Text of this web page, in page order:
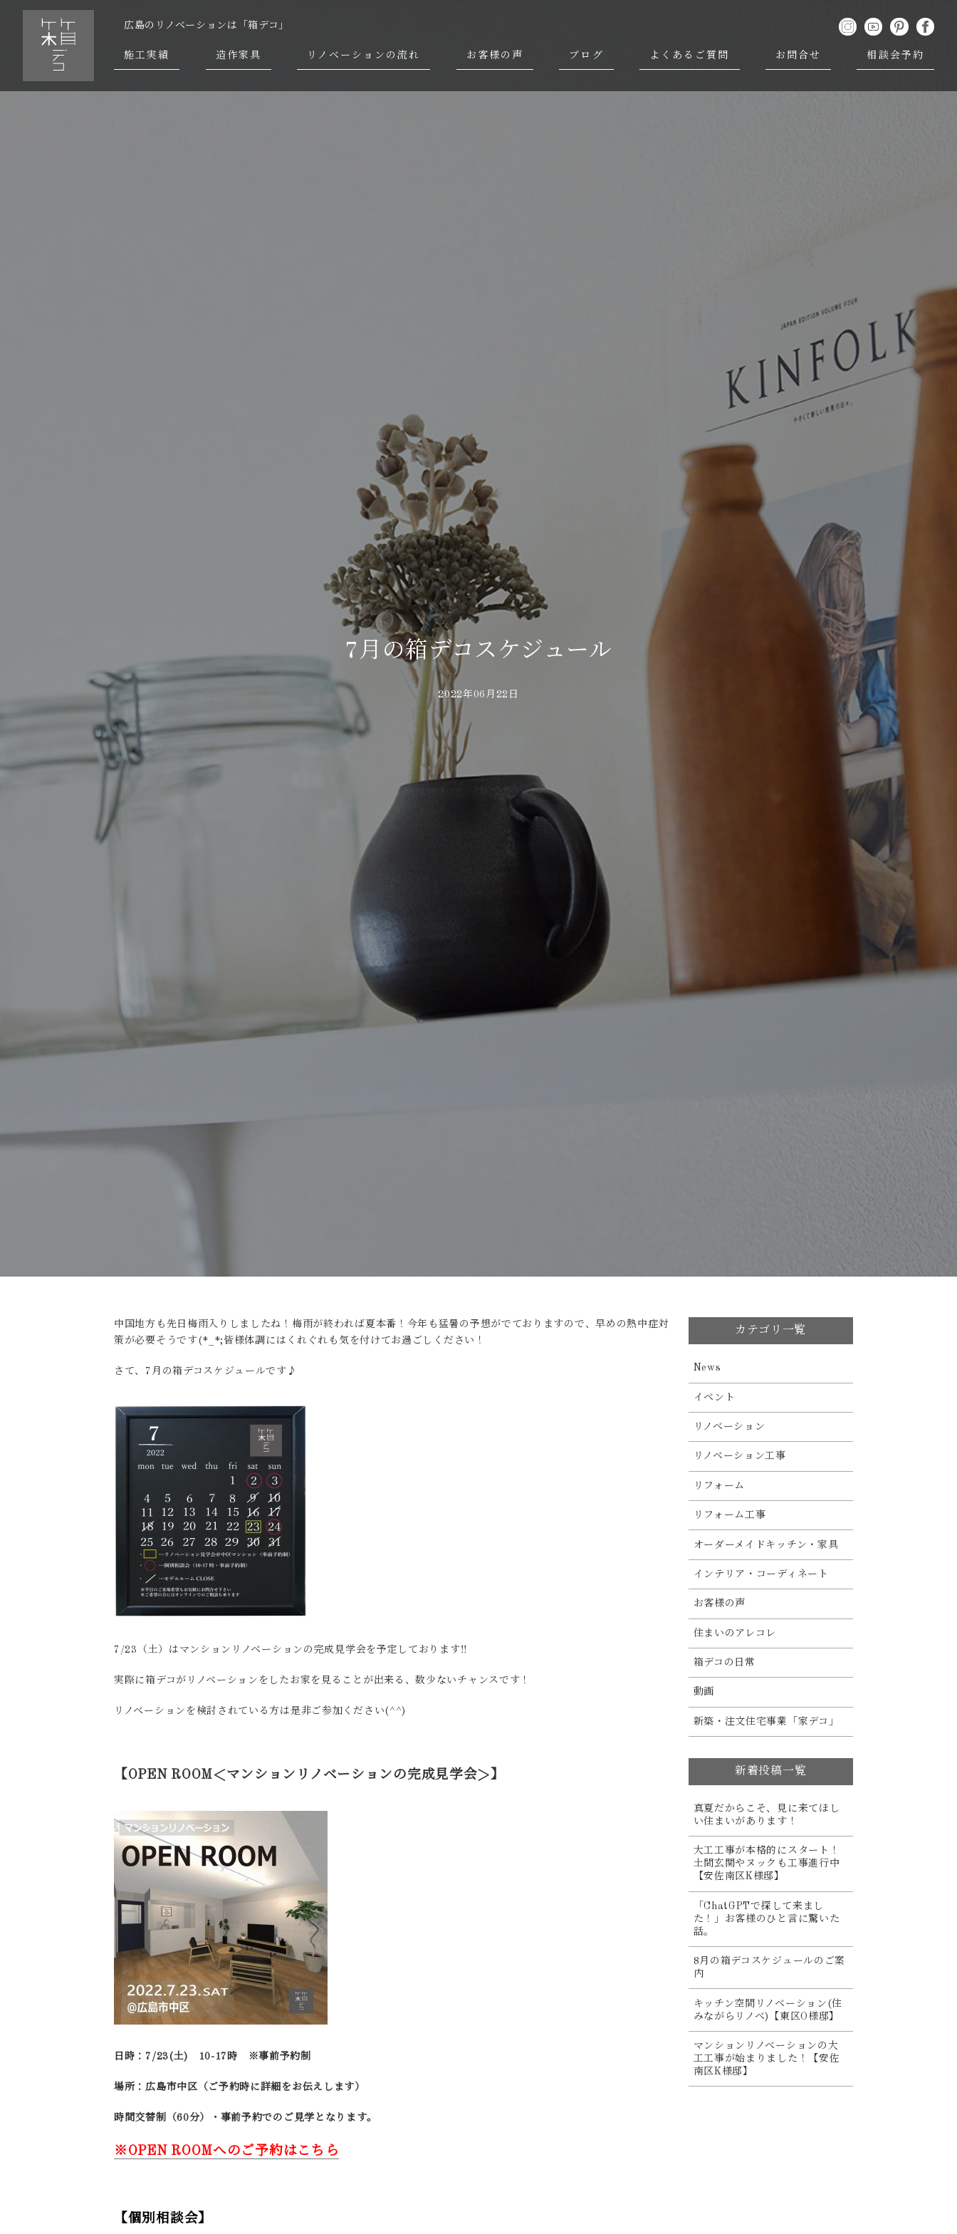
広島のリノベーションは「箱デコ」
施工実績 造作家具 リノベーションの流れ お客様の声 ブログ よくあるご質問 お問合せ 相談会予約
7月の箱デコスケジュール
2022年06月22日
中国地方も先日梅雨入りしましたね！梅雨が終われば夏本番！今年も猛暑の予想がでておりますので、早めの熱中症対
策が必要そうです(*_*;皆様体調にはくれぐれも気を付けてお過ごしください！
さて、7月の箱デコスケジュールです♪
7/23（土）はマンションリノベーションの完成見学会を予定しております‼
実際に箱デコがリノベーションをしたお家を見ることが出来る、数少ないチャンスです！
リノベーションを検討されている方は是非ご参加ください(^^)
【OPEN ROOM<マンションリノベーションの完成見学会>】
日時：7/23(土) 10-17時 ※事前予約制
場所：広島市中区（ご予約時に詳細をお伝えします）
時間交替制（60分）・事前予約でのご見学となります。
※OPEN ROOMへのご予約はこちら
【個別相談会】
カテゴリ一覧
News
イベント
リノベーション
リノベーション工事
リフォーム
リフォーム工事
オーダーメイドキッチン・家具
インテリア・コーディネート
お客様の声
住まいのアレコレ
箱デコの日常
動画
新築・注文住宅事業「家デコ」
新着投稿一覧
真夏だからこそ、見に来てほし
い住まいがあります！
大工工事が本格的にスタート！
土間玄関やヌックも工事進行中
【安佐南区K様邸】
「ChatGPTで探して来まし
た！」お客様のひと言に驚いた
話。
8月の箱デコスケジュールのご案
内
キッチン空間リノベーション(住
みながらリノベ)【東区O様邸】
マンションリノベーションの大
工工事が始まりました！【安佐
南区K様邸】